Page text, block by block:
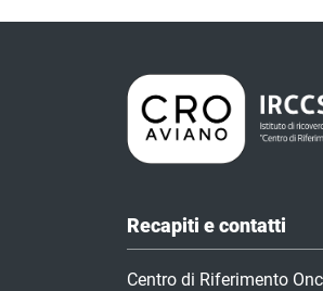
Recapiti e contatti
Centro di Riferimento